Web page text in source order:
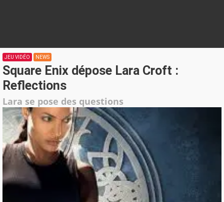
JEU VIDÉO NEWS
Square Enix dépose Lara Croft :
Reflections
Lara se pose des questions